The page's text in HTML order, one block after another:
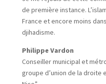
de première instance.
France et encore moins
djihadisme.
Philippe Vardon
Conseiller municipal et
groupe d’union de la